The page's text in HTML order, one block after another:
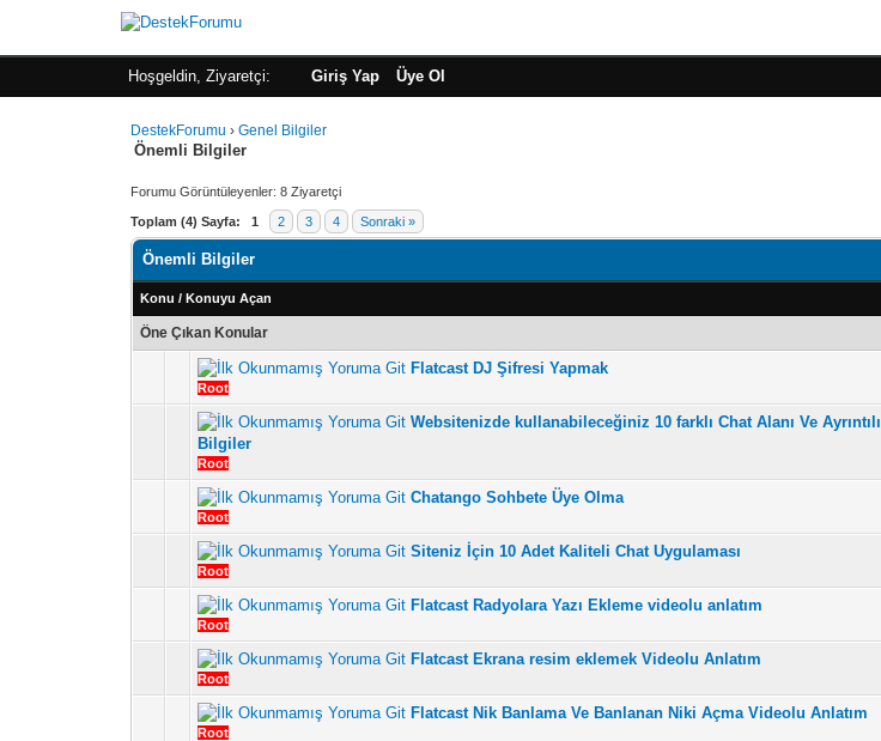
Hoşgeldin, Ziyaretçi: Giriş Yap Üye Ol
DestekForumu ›Genel Bilgiler
Önemli Bilgiler
Forumu Görüntüleyenler: 8 Ziyaretçi
Toplam (4) Sayfa: 1 2 3 4 Sonraki »
Önemli Bilgiler
Konu /Konuyu Açan
Öne Çıkan Konular
Flatcast DJ Şifresi Yapmak
Root
5 üzerinden 4 Oy - Toplam Ortalama 3.5 Oy Verilmiş
12 345
Websitenizde kullanabileceğiniz 10 farklı Chat Alanı Ve Ayrıntılı
Bilgiler
Root
Chatango Sohbete Üye Olma
Root
5 üzerinden 7 Oy - Toplam Ortalama 2.86 Oy Verilmiş
12345
Siteniz İçin 10 Adet Kaliteli Chat Uygulaması
Root
5 üzerinden 5 Oy - Toplam Ortalama 3 Oy Verilmiş
12345
Flatcast Radyolara Yazı Ekleme videolu anlatım
Root
5 üzerinden 3 Oy - Toplam Ortalama 3 Oy Verilmiş
123 45
Flatcast Ekrana resim eklemek Videolu Anlatım
Root
5 üzerinden 5 Oy - Toplam Ortalama 3 Oy Verilmiş
12345
Flatcast Nik Banlama Ve Banlanan Niki Açma Videolu Anlatım
Root
5 üzerinden 7 Oy - Toplam Ortalama 3.14 Oy Verilmiş
12345